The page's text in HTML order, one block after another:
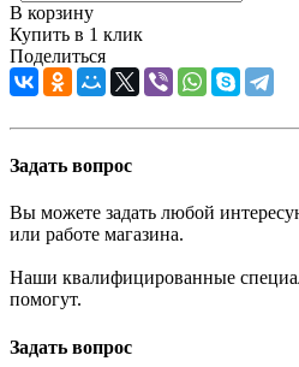
В корзину
Купить в 1 клик
Поделиться
Задать вопрос
Вы можете задать любой
или работе магазина.
Наши квалифицированные
помогут.
Задать вопрос